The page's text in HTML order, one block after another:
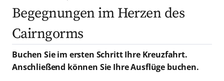
Begegnungen im Herzen des
Cairngorms
Buchen Sie im ersten Schritt Ihre Kreuzfahrt.
Anschließend können Sie Ihre Ausflüge buchen.